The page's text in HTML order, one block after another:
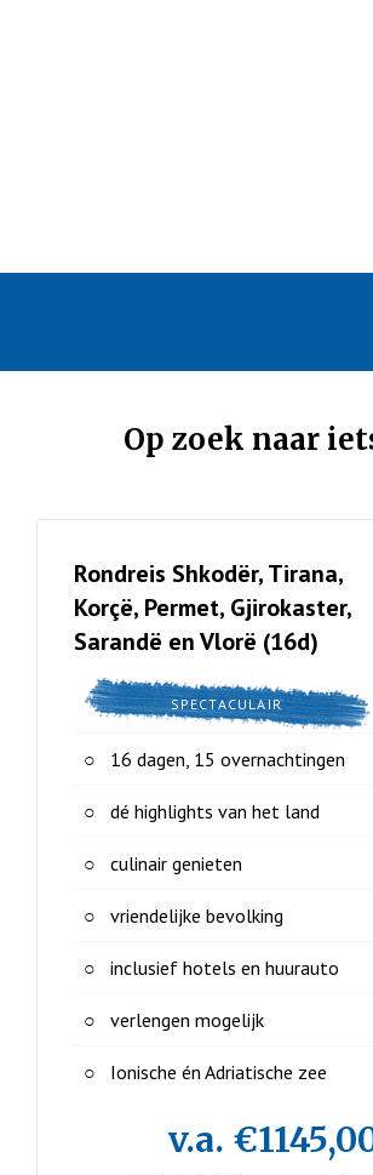
Op zoek naar
Rondreis Shkodër, Tirana,
Korçë, Permet, Gjirokaster,
Sarandë en Vlorë (16d)
SPECTACULAIR
16 dagen, 15 overnachtingen
dé highlights van het land
culinair genieten
vriendelijke bevolking
inclusief hotels en huurauto
verlengen mogelijk
Ionische én Adriatische zee
v.a.